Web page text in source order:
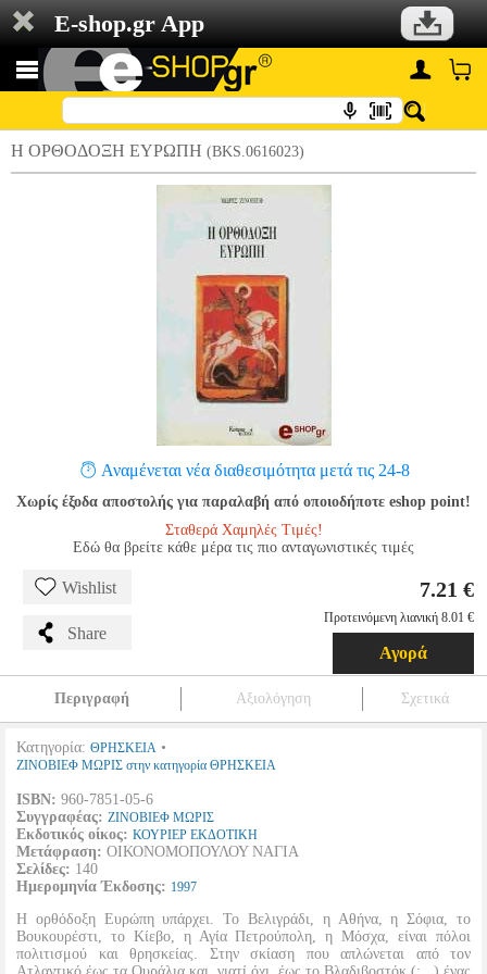
E-shop.gr App
Η ΟΡΘΟΔΟΞΗ ΕΥΡΩΠΗ (BKS.0616023)
Αναμένεται νέα διαθεσιμότητα μετά τις 24-8
Χωρίς έξοδα αποστολής για παραλαβή από οποιοδήποτε eshop point!
Σταθερά Χαμηλές Τιμές!
Εδώ θα βρείτε κάθε μέρα τις πιο ανταγωνιστικές τιμές
Wishlist
Share
7.21 €
Προτεινόμενη λιανική 8.01 €
Αγορά
Περιγραφή Αξιολόγηση Σχετικά
Κατηγορία: ΘΡΗΣΚΕΙΑ •
ΖΙΝΟΒΙΕΦ ΜΩΡΙΣ στην κατηγορία ΘΡΗΣΚΕΙΑ
ISBN: 960-7851-05-6
Συγγραφέας: ΖΙΝΟΒΙΕΦ ΜΩΡΙΣ
Εκδοτικός οίκος: ΚΟΥΡΙΕΡ ΕΚΔΟΤΙΚΗ
Μετάφραση: ΟΙΚΟΝΟΜΟΠΟΥΛΟΥ ΝΑΓΙΑ
Σελίδες: 140
Ημερομηνία Έκδοσης: 1997
Η ορθόδοξη Ευρώπη υπάρχει. Το Βελιγράδι, η Αθήνα, η Σόφια, το
Βουκουρέστι, το Κίεβο, η Αγία Πετρούπολη, η Μόσχα, είναι πόλοι
πολιτισμού και θρησκείας. Στην σκίαση που απλώνεται από τον